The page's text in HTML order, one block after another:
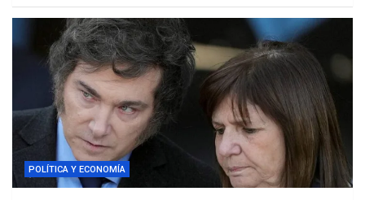
POLÍTICA Y ECONOMÍA